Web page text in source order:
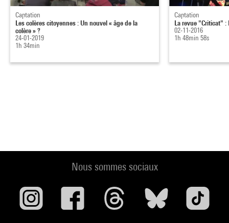
Captation
Les colères citoyennes : Un nouvel « âge de la
colère » ?
24-01-2019
1h 34min
Captation
La revue "Criticat" :
02-11-2016
1h 48min 58s
Nous sommes sociaux